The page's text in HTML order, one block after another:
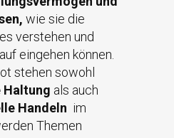
wie sie die
verstehen und
eingehen können.
stehen sowohl
Haltung als auch
Handeln im
Themen